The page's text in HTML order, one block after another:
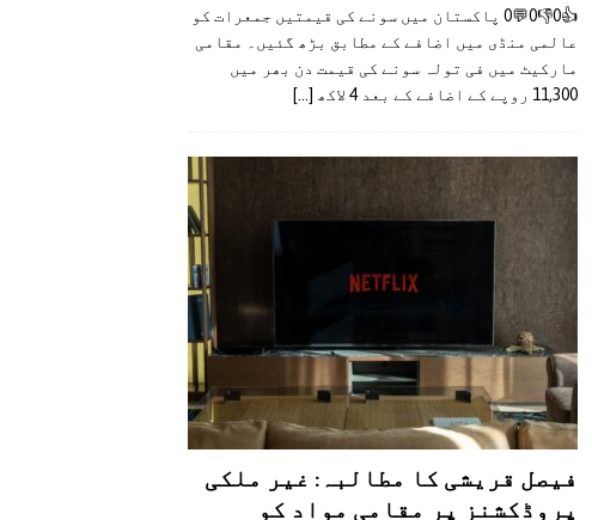
👍0👎0💬0 پاکستان میں سونے کی قیمتیں جمعرات کو
عالمی منڈی میں اضافے کے مطابق بڑھ گئیں۔ مقامی
مارکیٹ میں فی تولہ سونے کی قیمت دن بھر میں
11,300 روپے کے اضافے کے بعد 4 لاکھ
[...]
فیصل قریشی کا مطالبہ: غیر ملکی
پروڈکشنز پر مقامی مواد کو